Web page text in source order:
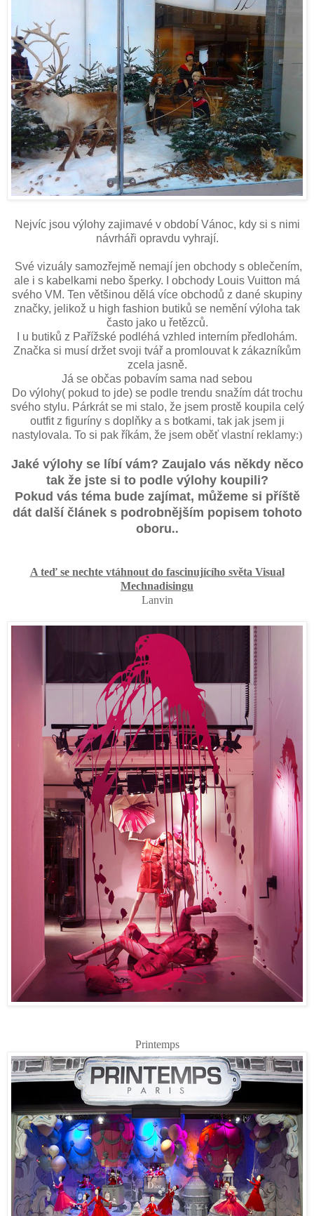
Nejvíc jsou výlohy zajimavé v období Vánoc, kdy si s nimi
návrháři opravdu vyhrají.
Své vizuály samozřejmě nemají jen obchody s oblečením,
ale i s kabelkami nebo šperky. I obchody Louis Vuitton má
svého VM. Ten většinou dělá více obchodů z dané skupiny
značky, jelikož u high fashion butiků se nemění výloha tak
často jako u řetězců.
I u butiků z Pařížské podléhá vzhled interním předlohám.
Značka si musí držet svoji tvář a promlouvat k zákazníkům
zcela jasně.
Já se občas pobavím sama nad sebou
Do výlohy( pokud to jde) se podle trendu snažím dát trochu
svého stylu. Párkrát se mi stalo, že jsem prostě koupila celý
outfit z figuríny s doplňky a s botkami, tak jak jsem ji
nastylovala. To si pak říkám, že jsem oběť vlastní reklamy:)
Jaké výlohy se líbí vám? Zaujalo vás někdy něco
tak že jste si to podle výlohy koupili?
Pokud vás téma bude zajímat, můžeme si příště
dát další článek s podrobnějším popisem tohoto
oboru..
A teď se nechte vtáhnout do fascinujícího světa Visual
Mechnadisingu
Lanvin
Printemps